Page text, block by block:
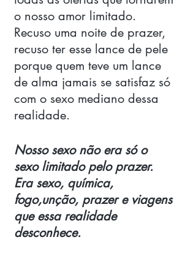
o nosso amor limitado.
Recuso uma noite de prazer,
recuso ter esse lance de pele
porque quem teve um lance
de alma jamais se satisfaz só
com o sexo mediano dessa
realidade.
Nosso sexo não era só o
sexo limitado pelo prazer.
Era sexo, química,
fogo,unção, prazer e viagens
que essa realidade
desconhece.